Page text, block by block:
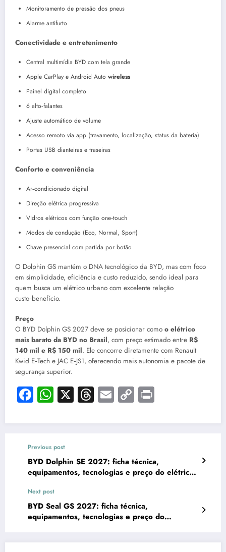
Monitoramento de pressão dos pneus
Alarme antifurto
Conectividade e entretenimento
Central multimídia BYD com tela grande
Apple CarPlay e Android Auto wireless
Painel digital completo
6 alto‑falantes
Ajuste automático de volume
Acesso remoto via app (travamento, localização, status da bateria)
Portas USB dianteiras e traseiras
Conforto e conveniência
Ar‑condicionado digital
Direção elétrica progressiva
Vidros elétricos com função one‑touch
Modos de condução (Eco, Normal, Sport)
Chave presencial com partida por botão
O Dolphin GS mantém o DNA tecnológico da BYD, mas com foco
em simplicidade, eficiência e custo reduzido, sendo ideal para
quem busca um elétrico urbano com excelente relação
custo‑benefício.
Preço
O BYD Dolphin GS 2027 deve se posicionar como o elétrico
mais barato da BYD no Brasil, com preço estimado entre R$
140 mil e R$ 150 mil. Ele concorre diretamente com Renault
Kwid E‑Tech e JAC E‑JS1, oferecendo mais autonomia e pacote de
segurança superior.
Facebook
WhatsApp
X Threads
Email
Copy
Previous post
BYD Dolphin SE 2027: ficha técnica,
equipamentos, tecnologias e preço do elétrico
Next post
BYD Seal GS 2027: ficha técnica,
equipamentos, tecnologias e preço do